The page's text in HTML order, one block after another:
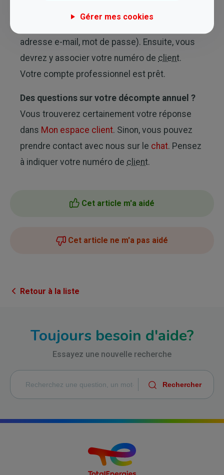
adresse e-mail, mot de passe). Ensuite, vous
devrez y associer votre numéro de client.
Votre compte professionnel est prêt.
Des questions sur votre décompte annuel ?
Vous trouverez certainement votre réponse
dans Mon espace client. Sinon, vous pouvez
prendre contact avec nous sur le chat. Pensez
à indiquer votre numéro de client.
Cet article m'a aidé
Cet article ne m'a pas aidé
Retour à la liste
Toujours besoin d'aide?
Essayez une nouvelle recherche
Gérer mes cookies